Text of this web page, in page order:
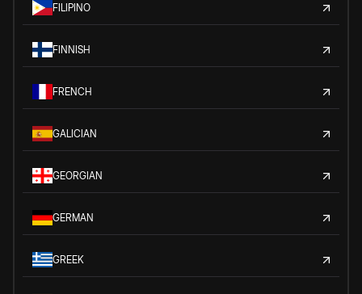
FILIPINO
FINNISH
FRENCH
GALICIAN
GEORGIAN
GERMAN
GREEK